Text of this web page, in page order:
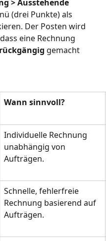
> Ausstehende
(drei Punkte) als
Der Posten wird
eine Rechnung
gemacht
Wann sinnvoll?
Individuelle Rechnung
unabhängig von
Aufträgen.
Schnelle, fehlerfreie
Rechnung basierend auf
Aufträgen.